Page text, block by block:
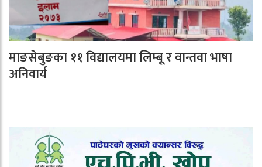
माङसेबुङका ११ विद्यालयमा लिम्बू र वान्तवा भाषा
अनिवार्य